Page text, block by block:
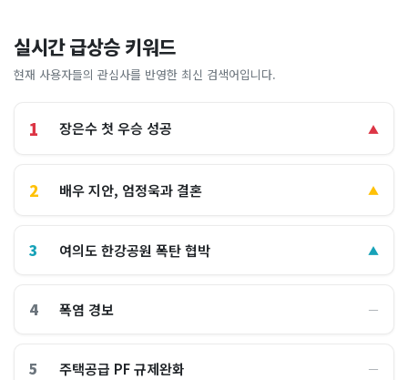
실시간 급상승 키워드
현재 사용자들의 관심사를 반영한 최신 검색어입니다.
1 장은수 첫 우승 성공 ▲
2 배우 지안, 엄정욱과 결혼 ▲
3 여의도 한강공원 폭탄 협박 ▲
4 폭염 경보 ―
5 주택공급 PF 규제완화 ―